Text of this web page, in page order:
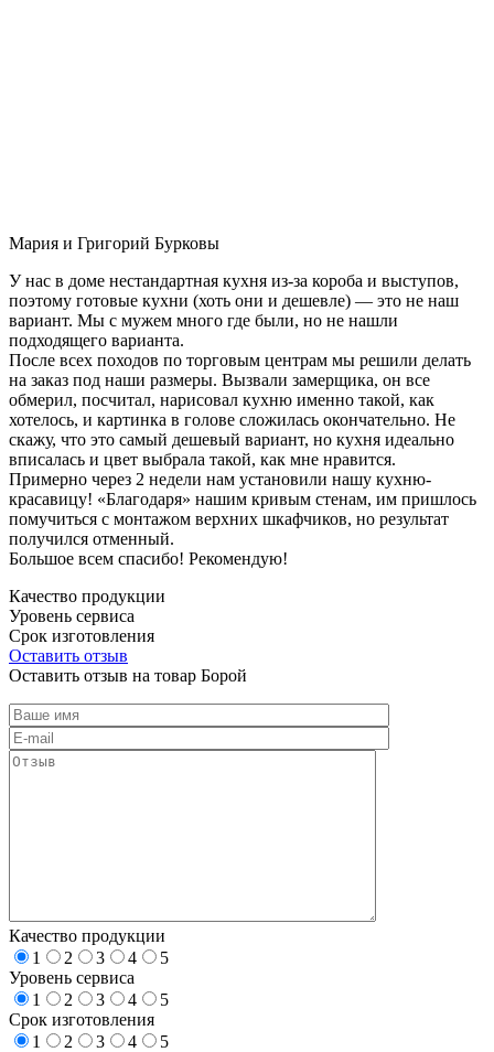
Мария и Григорий Бурковы
У нас в доме нестандартная кухня из-за короба и выступов,
поэтому готовые кухни (хоть они и дешевле) — это не наш
вариант. Мы с мужем много где были, но не нашли
подходящего варианта.
После всех походов по торговым центрам мы решили делать
на заказ под наши размеры. Вызвали замерщика, он все
обмерил, посчитал, нарисовал кухню именно такой, как
хотелось, и картинка в голове сложилась окончательно. Не
скажу, что это самый дешевый вариант, но кухня идеально
вписалась и цвет выбрала такой, как мне нравится.
Примерно через 2 недели нам установили нашу кухню-
красавицу! «Благодаря» нашим кривым стенам, им пришлось
помучиться с монтажом верхних шкафчиков, но результат
получился отменный.
Большое всем спасибо! Рекомендую!
Качество продукции
Уровень сервиса
Срок изготовления
Оставить отзыв
Оставить отзыв на товар Борой
Качество продукции
1
2 3 4
5
Уровень сервиса
1
2 3 4
5
Срок изготовления
1
2 3 4
5